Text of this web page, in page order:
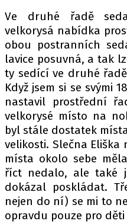
Ve druhé řadě
velkorysá nabídka
obou postranních
lavice posuvná, a tak
ty sedící ve druhé
Když jsem si se svými
nastavil prostřední
velkorysé místo na
byl stále dostatek
velikosti. Slečna Eliška
místa okolo sebe
říct nedalo, ale také
dokázal poskládat.
nejen do ní) se mi to
opravdu pouze pro